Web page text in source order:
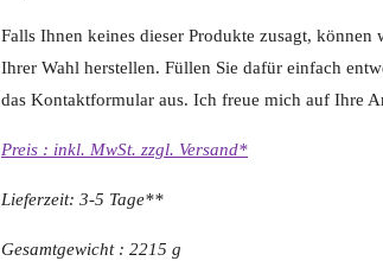
Falls Ihnen keines dieser Produkte zusagt,
Ihrer Wahl herstellen. Füllen Sie dafür einfach
das Kontaktformular aus. Ich freue mich auf Ihre
Preis : inkl. MwSt. zzgl. Versand*
Lieferzeit: 3-5 Tage**
Gesamtgewicht : 2215 g